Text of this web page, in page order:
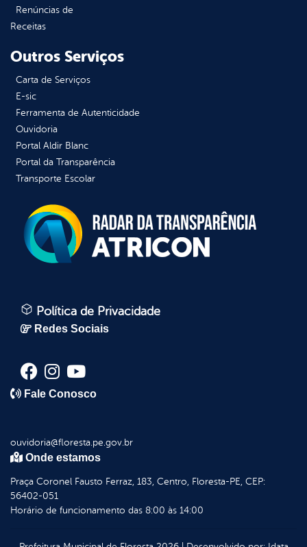
Renúncias de
Receitas
Outros Serviços
Carta de Serviços
E-sic
Ferramenta de Autenticidade
Ouvidoria
Portal Aldir Blanc
Portal da Transparência
Transporte Escolar
Política de Privacidade
Redes Sociais
Fale Conosco
ouvidoria@floresta.pe.gov.br
Onde estamos
Praça Coronel Fausto Ferraz, 183, Centro, Floresta-PE, CEP:
56402-051
Horário de funcionamento das 8:00 às 14:00